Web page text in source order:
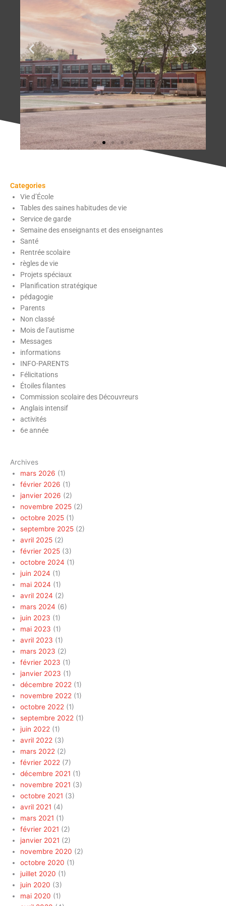
Cliquer
ici
Categories
Vie d’École
Tables des saines habitudes de vie
Service de garde
Semaine des enseignants et des enseignantes
Santé
Rentrée scolaire
règles de vie
Projets spéciaux
Planification stratégique
pédagogie
Parents
Non classé
Mois de l’autisme
Messages
informations
INFO-PARENTS
Félicitations
Étoiles filantes
Commission scolaire des Découvreurs
Anglais intensif
activités
6e année
Archives
mars 2026 (1)
février 2026 (1)
janvier 2026 (2)
novembre 2025 (2)
octobre 2025 (1)
septembre 2025 (2)
avril 2025 (2)
février 2025 (3)
octobre 2024 (1)
juin 2024 (1)
mai 2024 (1)
avril 2024 (2)
mars 2024 (6)
juin 2023 (1)
mai 2023 (1)
avril 2023 (1)
mars 2023 (2)
février 2023 (1)
janvier 2023 (1)
décembre 2022 (1)
novembre 2022 (1)
octobre 2022 (1)
septembre 2022 (1)
juin 2022 (1)
avril 2022 (3)
mars 2022 (2)
février 2022 (7)
décembre 2021 (1)
novembre 2021 (3)
octobre 2021 (3)
avril 2021 (4)
mars 2021 (1)
février 2021 (2)
janvier 2021 (2)
novembre 2020 (2)
octobre 2020 (1)
juillet 2020 (1)
juin 2020 (3)
mai 2020 (1)